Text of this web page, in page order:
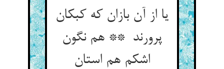
یا از آن بازان که کبکان
پرورند ** هم نگون
اشکم هم استان